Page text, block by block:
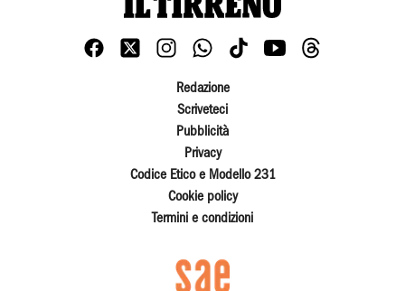
Redazione
Scriveteci
Pubblicità
Privacy
Codice Etico e Modello 231
Cookie policy
Termini e condizioni